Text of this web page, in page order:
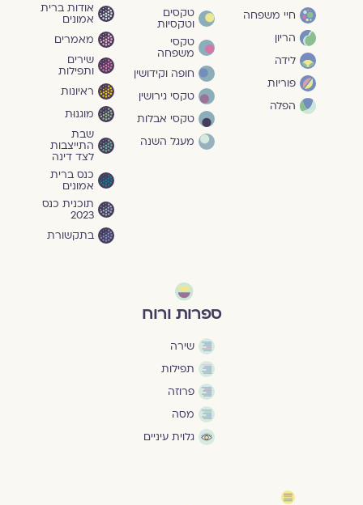
חיי משפחה
הריון
לידה
פוריות
הפלה
טקסים
וטקסיות
טקסי
משפחה
חופה וקידושין
טקסי גירושין
טקסי אבלות
מעגל השנה
אודות ברית
אמונים
מאמרים
שירים
ותפילות
ראיונות
מוגנוּת
שבת
התייצבות
לצד דינה
כנס ברית
אמונים
תוכנית כנס
2023
בתקשורת
ספרות ורוח
שירה
תפילות
פרוזה
מסה
גלוית עיניים